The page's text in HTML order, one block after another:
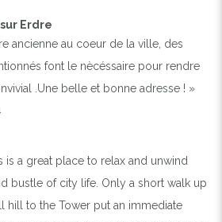
Erdre
ancienne au coeur de la ville, des
font le nècéssaire pour rendre
.Une belle et bonne adresse ! »
is a great place to relax and unwind
bustle of city life. Only a short walk up
hill to the Tower put an immediate